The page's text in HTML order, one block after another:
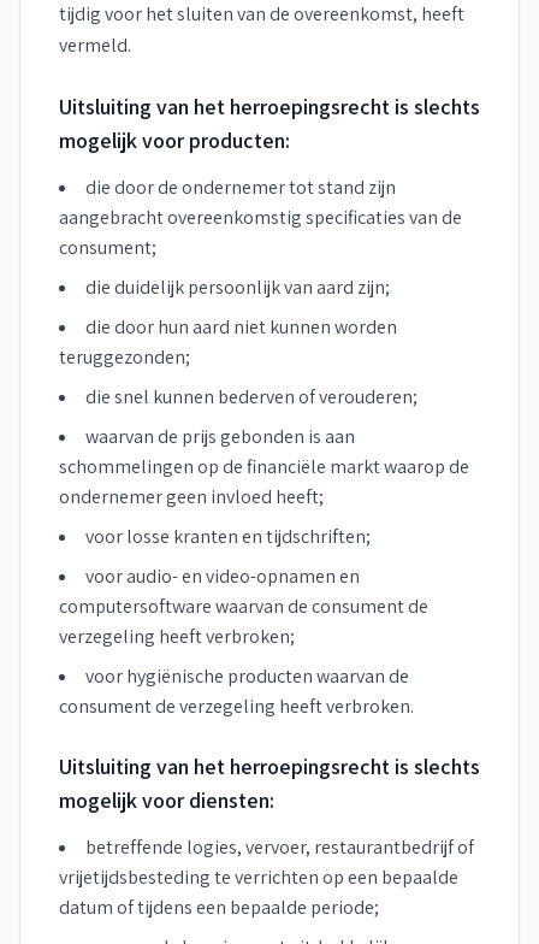
tijdig voor het sluiten van de overeenkomst, heeft
vermeld.
Uitsluiting van het herroepingsrecht is slechts
mogelijk voor producten:
die door de ondernemer tot stand zijn
aangebracht overeenkomstig specificaties van de
consument;
die duidelijk persoonlijk van aard zijn;
die door hun aard niet kunnen worden
teruggezonden;
die snel kunnen bederven of verouderen;
waarvan de prijs gebonden is aan
schommelingen op de financiële markt waarop de
ondernemer geen invloed heeft;
voor losse kranten en tijdschriften;
voor audio- en video-opnamen en
computersoftware waarvan de consument de
verzegeling heeft verbroken;
voor hygiënische producten waarvan de
consument de verzegeling heeft verbroken.
Uitsluiting van het herroepingsrecht is slechts
mogelijk voor diensten:
betreffende logies, vervoer, restaurantbedrijf of
vrijetijdsbesteding te verrichten op een bepaalde
datum of tijdens een bepaalde periode;